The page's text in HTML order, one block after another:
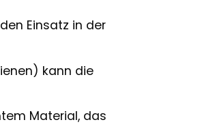
Einsatz in der
kann die
Material, das